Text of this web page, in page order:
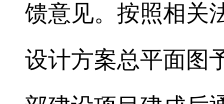
馈意见。按照相关
设计方案总平面图